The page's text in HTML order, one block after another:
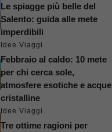
Le spiagge più belle del
Salento: guida alle mete
imperdibili
Idee Viaggi
Febbraio al caldo: 10 mete
per chi cerca sole,
atmosfere esotiche e acque
cristalline
Idee Viaggi
Tre ottime ragioni per